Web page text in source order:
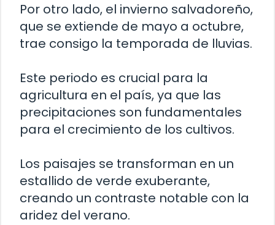
Por otro lado, el invierno salvadoreño,
que se extiende de mayo a octubre,
trae consigo la temporada de lluvias.
Este periodo es crucial para la
agricultura en el país, ya que las
precipitaciones son fundamentales
para el crecimiento de los cultivos.
Los paisajes se transforman en un
estallido de verde exuberante,
creando un contraste notable con la
aridez del verano.